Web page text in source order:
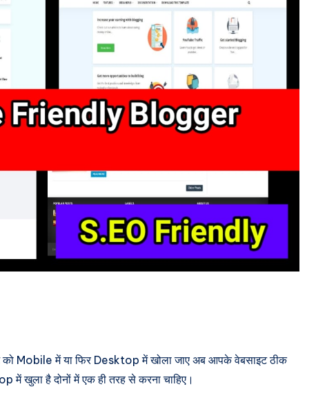
Mobile में या फिर Desktop में खोला जाए अब आपके वेबसाइट ठीक
खुला है दोनों में एक ही तरह से करना चाहिए।